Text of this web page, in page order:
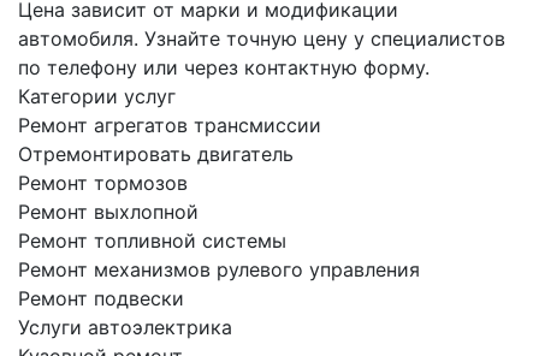
Цена зависит от марки и модификации
автомобиля. Узнайте точную цену у специалистов
по телефону или через контактную форму.
Категории услуг
Ремонт агрегатов трансмиссии
Отремонтировать двигатель
Ремонт тормозов
Ремонт выхлопной
Ремонт топливной системы
Ремонт механизмов рулевого управления
Ремонт подвески
Услуги автоэлектрика